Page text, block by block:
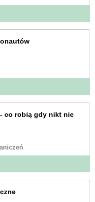
co robią gdy nikt nie